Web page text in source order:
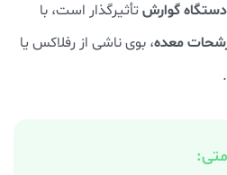
گوارش تأثیرگذار است، با
معده، بوی ناشی از رفلاکس یا